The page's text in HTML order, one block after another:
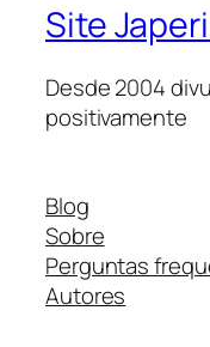
Site
Desde 2004
positivamente
Blog
Sobre
Perguntas
Autores